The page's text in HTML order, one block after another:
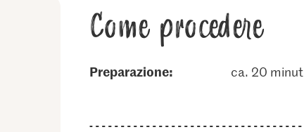
Come procedere
Preparazione: ca. 20